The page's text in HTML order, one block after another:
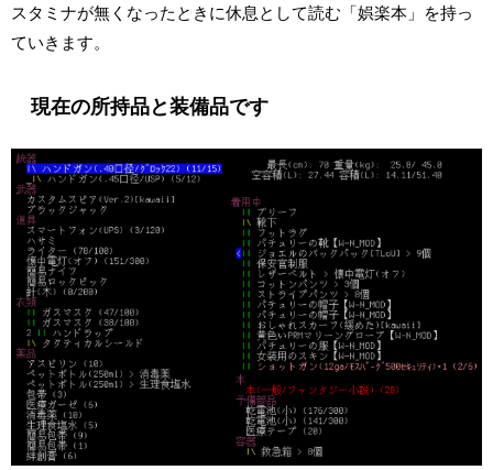
スタミナが無くなったときに休息として読む「娯楽本」を持っ
ていきます。
現在の所持品と装備品です